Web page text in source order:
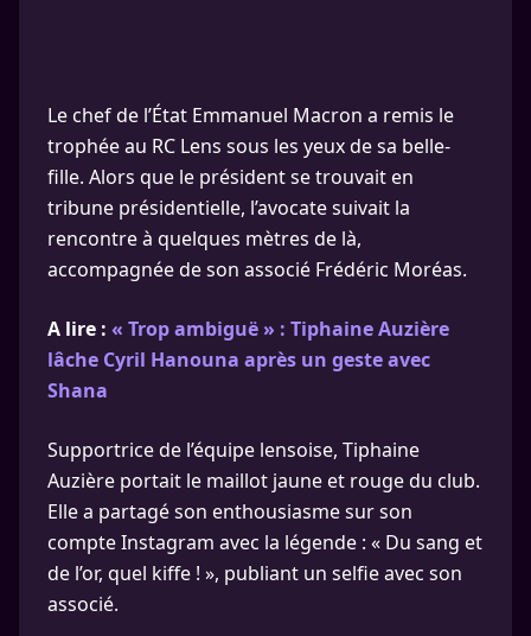
Le chef de l’État Emmanuel Macron a remis le
trophée au RC Lens sous les yeux de sa belle-
fille. Alors que le président se trouvait en
tribune présidentielle, l’avocate suivait la
rencontre à quelques mètres de là,
accompagnée de son associé Frédéric Moréas.
A lire : « Trop ambiguë » : Tiphaine Auzière
lâche Cyril Hanouna après un geste avec
Shana
Supportrice de l’équipe lensoise, Tiphaine
Auzière portait le maillot jaune et rouge du club.
Elle a partagé son enthousiasme sur son
compte Instagram avec la légende : « Du sang et
de l’or, quel kiffe ! », publiant un selfie avec son
associé.